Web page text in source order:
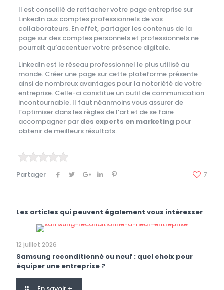
Il est conseillé de rattacher votre page entreprise sur
LinkedIn aux comptes professionnels de vos
collaborateurs. En effet, partager les contenus de la
page sur des comptes personnels et professionnels ne
pourrait qu’accentuer votre présence digitale.
LinkedIn est le réseau professionnel le plus utilisé au
monde. Créer une page sur cette plateforme présente
ainsi de nombreux avantages pour la notoriété de votre
entreprise. Celle-ci constitue un outil de communication
incontournable. Il faut néanmoins vous assurer de
l’optimiser dans les règles de l’art et de se faire
accompagner par des experts en marketing pour
obtenir de meilleurs résultats.
Partager 7
Les articles qui peuvent également vous intéresser
12 juillet 2026
Samsung reconditionné ou neuf : quel choix pour
équiper une entreprise ?